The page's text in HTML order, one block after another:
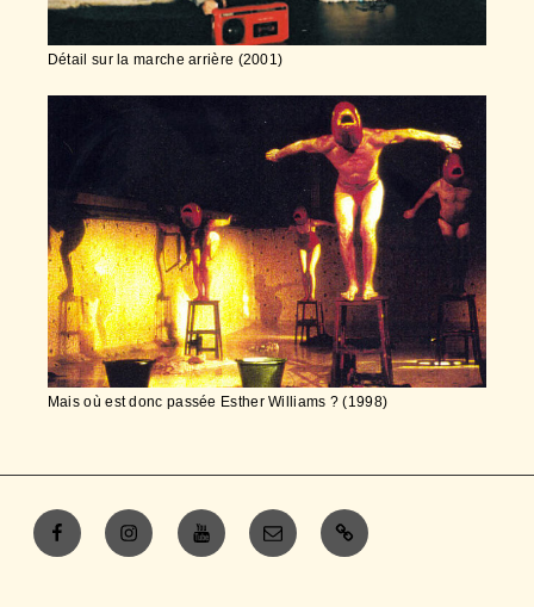
Détail sur la marche arrière (2001)
Mais où est donc passée Esther Williams ? (1998)